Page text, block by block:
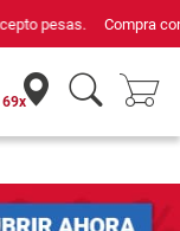
de Confianza Online.
69x